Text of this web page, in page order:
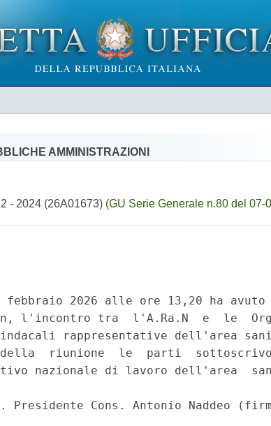
AMMINISTRAZIONI
- 2024 (26A01673) (GU Serie Generale n.80 del 07-